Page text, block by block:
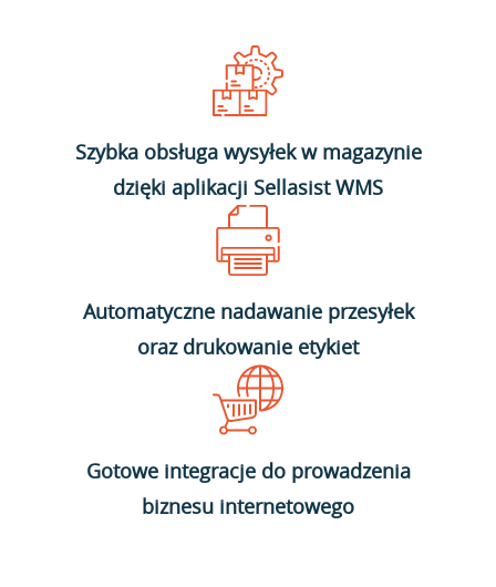
Szybka obsługa wysyłek w magazynie
dzięki aplikacji Sellasist WMS
Automatyczne nadawanie przesyłek
oraz drukowanie etykiet
Gotowe integracje do prowadzenia
biznesu internetowego